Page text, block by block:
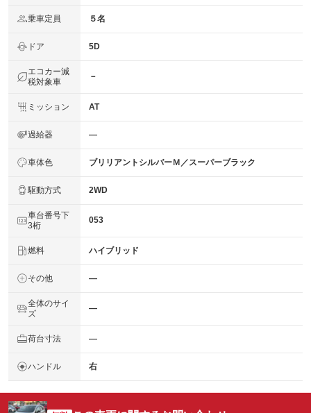
乗車定員 ５名
ドア 5D
エコカー減
税対象車
－
ミッション AT
過給器 ―
車体色 ブリリアントシルバーＭ／スーパーブラック
駆動方式 2WD
車台番号下
3桁
053
燃料 ハイブリッド
その他 ―
全体のサイ
ズ
―
荷台寸法 ―
ハンドル 右